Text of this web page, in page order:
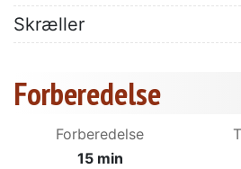
Skræller
Forberedelse
Forberedelse
15 min